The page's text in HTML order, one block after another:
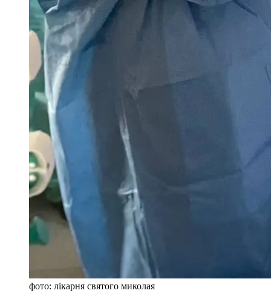
фото: лікарня святого миколая